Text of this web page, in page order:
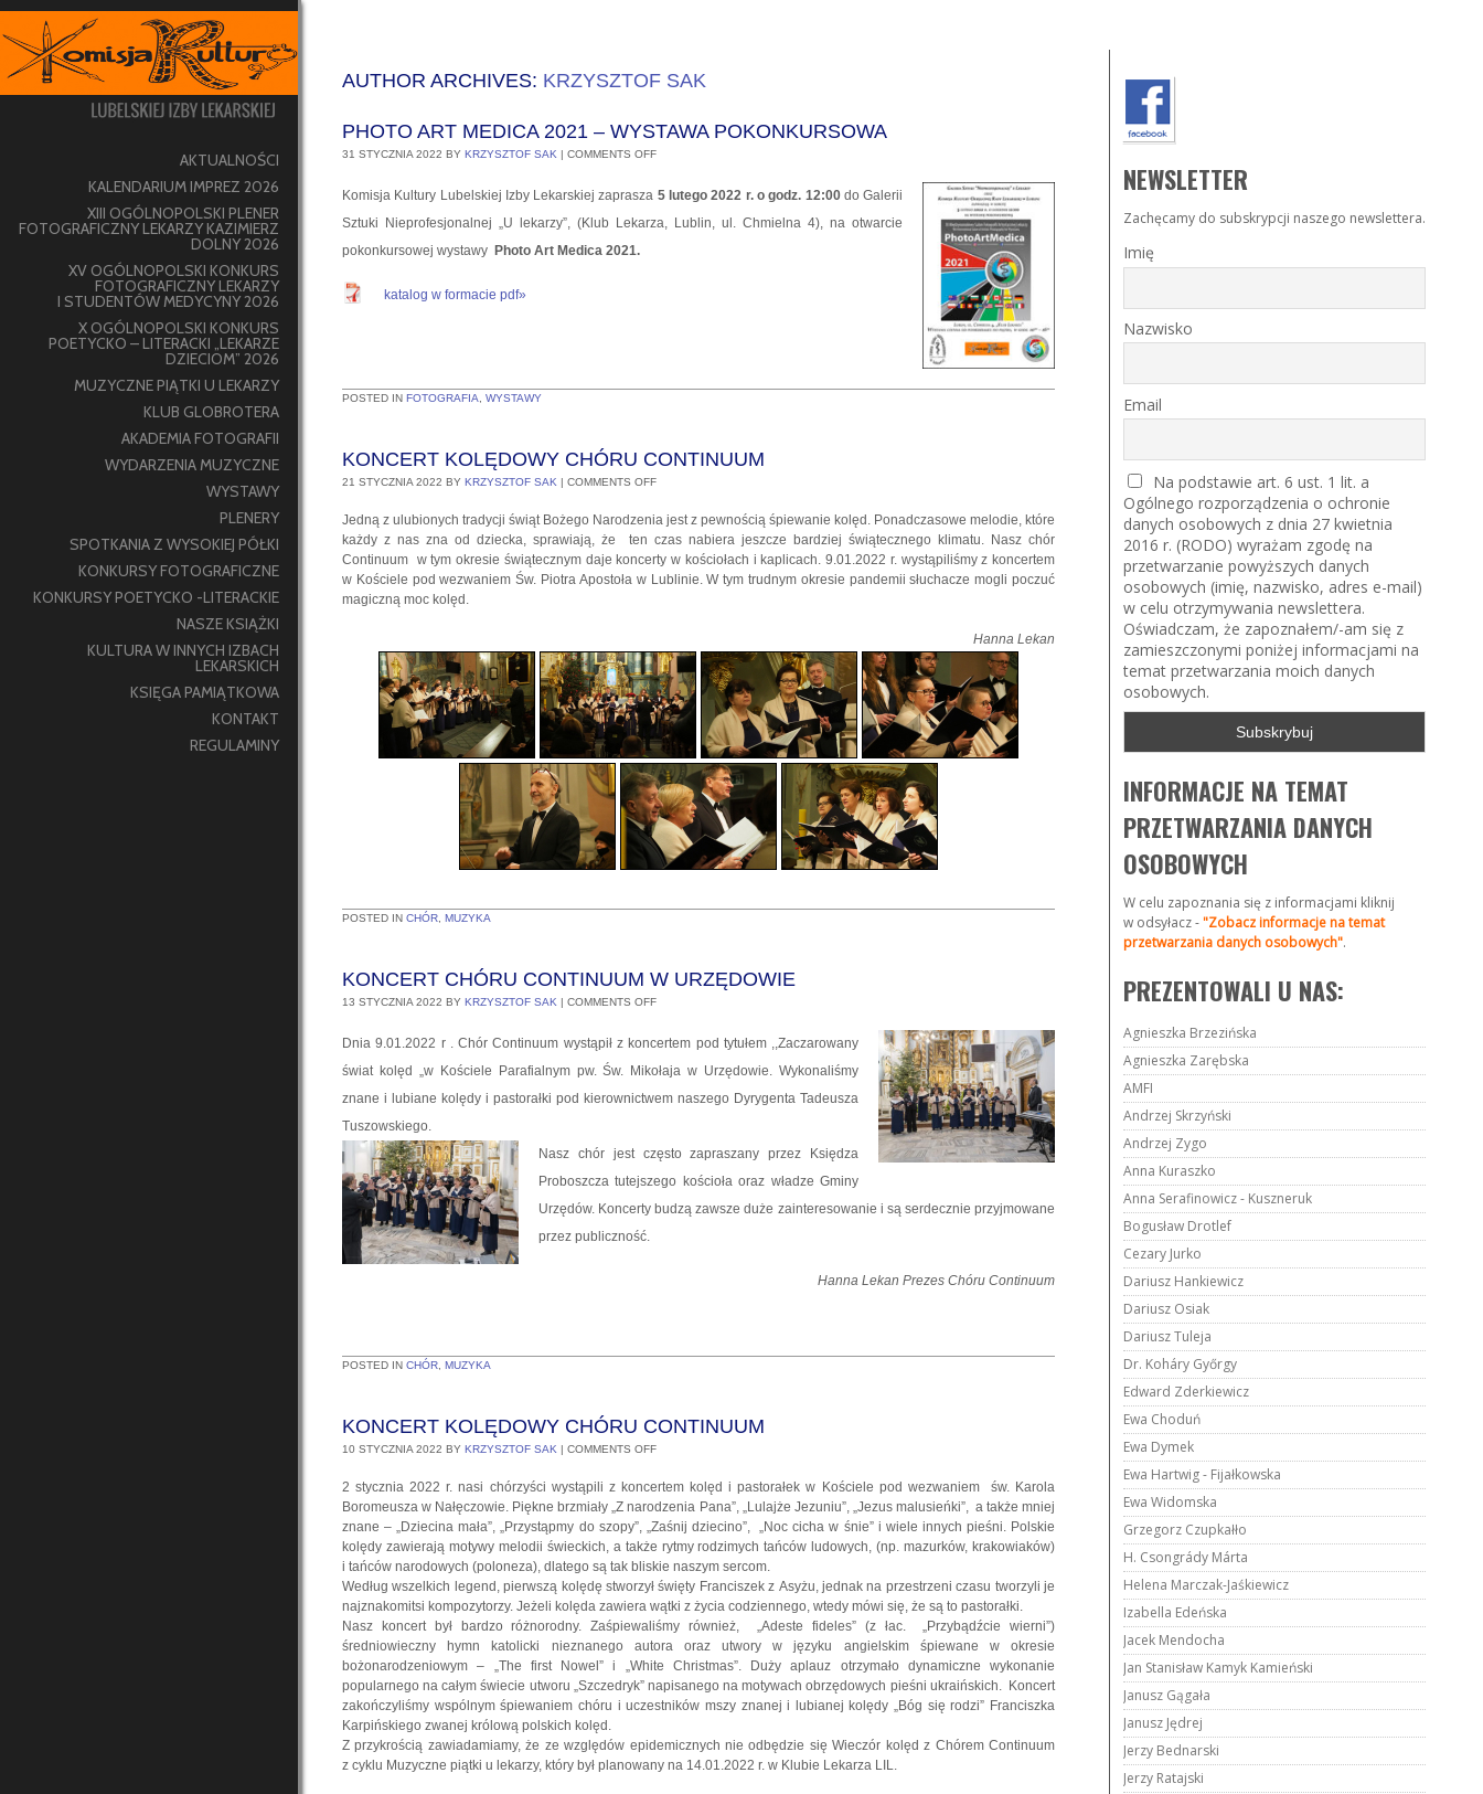
AKTUALNOŚCI
KALENDARIUM IMPREZ 2026
XIII OGÓLNOPOLSKI PLENER
FOTOGRAFICZNY LEKARZY KAZIMIERZ
DOLNY 2026
XV OGÓLNOPOLSKI KONKURS
FOTOGRAFICZNY LEKARZY
I STUDENTÓW MEDYCYNY 2026
X OGÓLNOPOLSKI KONKURS
POETYCKO – LITERACKI „LEKARZE
DZIECIOM” 2026
MUZYCZNE PIĄTKI U LEKARZY
KLUB GLOBROTERA
AKADEMIA FOTOGRAFII
WYDARZENIA MUZYCZNE
WYSTAWY
PLENERY
SPOTKANIA Z WYSOKIEJ PÓŁKI
KONKURSY FOTOGRAFICZNE
KONKURSY POETYCKO -LITERACKIE
NASZE KSIĄŻKI
KULTURA W INNYCH IZBACH
LEKARSKICH
KSIĘGA PAMIĄTKOWA
KONTAKT
REGULAMINY
AUTHOR ARCHIVES: KRZYSZTOF SAK
PHOTO ART MEDICA 2021 – WYSTAWA POKONKURSOWA
31 STYCZNIA 2022 BY KRZYSZTOF SAK | COMMENTS OFF
Komisja Kultury Lubelskiej Izby Lekarskiej zaprasza 5 lutego 2022 r. o godz. 12:00 do Galerii
Sztuki Nieprofesjonalnej „U lekarzy”, (Klub Lekarza, Lublin, ul. Chmielna 4), na otwarcie
pokonkursowej wystawy Photo Art Medica 2021.
katalog w formacie pdf»
POSTED IN FOTOGRAFIA WYSTAWY
KONCERT KOLĘDOWY CHÓRU CONTINUUM
21 STYCZNIA 2022 BY KRZYSZTOF SAK | COMMENTS OFF
Jedną z ulubionych tradycji świąt Bożego Narodzenia jest z pewnością śpiewanie kolęd. Ponadczasowe melodie, które
każdy z nas zna od dziecka, sprawiają, że ten czas nabiera jeszcze bardziej świątecznego klimatu. Nasz chór
Continuum w tym okresie świątecznym daje koncerty w kościołach i kaplicach. 9.01.2022 r. wystąpiliśmy z koncertem
w Kościele pod wezwaniem Św. Piotra Apostoła w Lublinie. W tym trudnym okresie pandemii słuchacze mogli poczuć
magiczną moc kolęd.
Hanna Lekan
POSTED IN CHÓR MUZYKA
KONCERT CHÓRU CONTINUUM W URZĘDOWIE
13 STYCZNIA 2022 BY KRZYSZTOF SAK | COMMENTS OFF
Dnia 9.01.2022 r . Chór Continuum wystąpił z koncertem pod tytułem ,,Zaczarowany
świat kolęd „w Kościele Parafialnym pw. Św. Mikołaja w Urzędowie. Wykonaliśmy
znane i lubiane kolędy i pastorałki pod kierownictwem naszego Dyrygenta Tadeusza
Tuszowskiego.
Nasz chór jest często zapraszany przez Księdza
Proboszcza tutejszego kościoła oraz władze Gminy
Urzędów. Koncerty budzą zawsze duże zainteresowanie i są serdecznie przyjmowane
przez publiczność.
Hanna Lekan Prezes Chóru Continuum
POSTED IN CHÓR MUZYKA
KONCERT KOLĘDOWY CHÓRU CONTINUUM
10 STYCZNIA 2022 BY KRZYSZTOF SAK | COMMENTS OFF
2 stycznia 2022 r. nasi chórzyści wystąpili z koncertem kolęd i pastorałek w Kościele pod wezwaniem św. Karola
Boromeusza w Nałęczowie. Piękne brzmiały „Z narodzenia Pana”, „Lulajże Jezuniu”, „Jezus malusieńki”, a także mniej
znane – „Dziecina mała”, „Przystąpmy do szopy”, „Zaśnij dziecino”, „Noc cicha w śnie” i wiele innych pieśni. Polskie
kolędy zawierają motywy melodii świeckich, a także rytmy rodzimych tańców ludowych, (np. mazurków, krakowiaków)
i tańców narodowych (poloneza), dlatego są tak bliskie naszym sercom.
Według wszelkich legend, pierwszą kolędę stworzył święty Franciszek z Asyżu, jednak na przestrzeni czasu tworzyli je
najznakomitsi kompozytorzy. Jeżeli kolęda zawiera wątki z życia codziennego, wtedy mówi się, że są to pastorałki.
Nasz koncert był bardzo różnorodny. Zaśpiewaliśmy również, „Adeste fideles” (z łac. „Przybądźcie wierni”)
średniowieczny hymn katolicki nieznanego autora oraz utwory w języku angielskim śpiewane w okresie
bożonarodzeniowym – „The first Nowel” i „White Christmas”. Duży aplauz otrzymało dynamiczne wykonanie
popularnego na całym świecie utworu „Szczedryk” napisanego na motywach obrzędowych pieśni ukraińskich. Koncert
zakończyliśmy wspólnym śpiewaniem chóru i uczestników mszy znanej i lubianej kolędy „Bóg się rodzi” Franciszka
Karpińskiego zwanej królową polskich kolęd.
Z przykrością zawiadamiamy, że ze względów epidemicznych nie odbędzie się Wieczór kolęd z Chórem Continuum
z cyklu Muzyczne piątki u lekarzy, który był planowany na 14.01.2022 r. w Klubie Lekarza LIL.
NEWSLETTER
Zachęcamy do subskrypcji naszego newslettera.
Imię
Nazwisko
Email
Na podstawie art. 6 ust. 1 lit. a
Ogólnego rozporządzenia o ochronie
danych osobowych z dnia 27 kwietnia
2016 r. (RODO) wyrażam zgodę na
przetwarzanie powyższych danych
osobowych (imię, nazwisko, adres e-mail)
w celu otrzymywania newslettera.
Oświadczam, że zapoznałem/-am się z
zamieszczonymi poniżej informacjami na
temat przetwarzania moich danych
osobowych.
INFORMACJE NA TEMAT
PRZETWARZANIA DANYCH
OSOBOWYCH
W celu zapoznania się z informacjami kliknij
w odsyłacz -"Zobacz informacje na temat
przetwarzania danych osobowych".
PREZENTOWALI U NAS:
Agnieszka Brzezińska
Agnieszka Zarębska
AMFI
Andrzej Skrzyński
Andrzej Zygo
Anna Kuraszko
Anna Serafinowicz - Kuszneruk
Bogusław Drotlef
Cezary Jurko
Dariusz Hankiewicz
Dariusz Osiak
Dariusz Tuleja
Dr. Koháry Győrgy
Edward Zderkiewicz
Ewa Choduń
Ewa Dymek
Ewa Hartwig - Fijałkowska
Ewa Widomska
Grzegorz Czupkałło
H. Csongrády Márta
Helena Marczak-Jaśkiewicz
Izabella Edeńska
Jacek Mendocha
Jan Stanisław Kamyk Kamieński
Janusz Gągała
Janusz Jędrej
Jerzy Bednarski
Jerzy Ratajski